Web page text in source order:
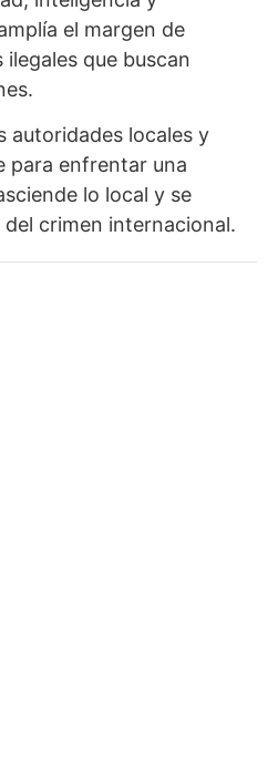
el margen de
que buscan
autoridades locales y
para enfrentar una
lo local y se
crimen internacional.